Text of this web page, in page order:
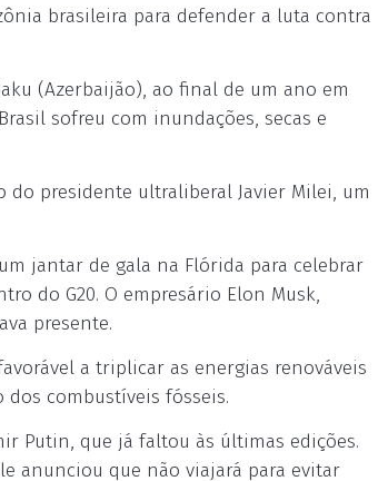
brasileira para defender a luta contra
(Azerbaijão), ao final de um ano em
sofreu com inundações, secas e
do presidente ultraliberal Javier Milei, um
jantar de gala na Flórida para celebrar
do G20. O empresário Elon Musk,
presente.
a triplicar as energias renováveis
dos combustíveis fósseis.
Putin, que já faltou às últimas edições.
anunciou que não viajará para evitar